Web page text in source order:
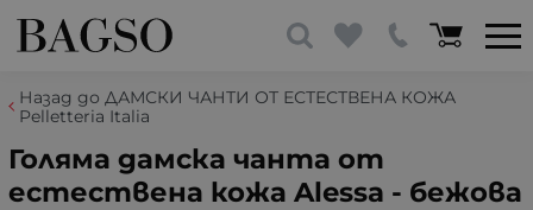
Назад до ДАМСКИ ЧАНТИ ОТ ЕСТЕСТВЕНА КОЖА
Pelletteria Italia
Голяма дамска чанта от
естествена кожа Alessa - бежова